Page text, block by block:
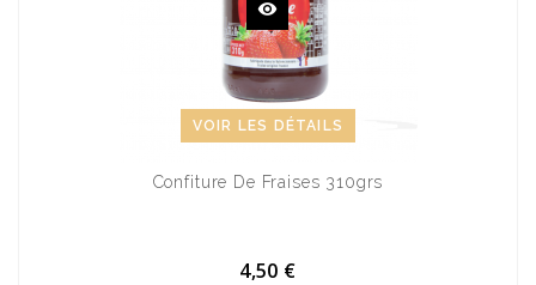
VOIR LES DÉTAILS
Confiture De Fraises 310grs
4,50 €